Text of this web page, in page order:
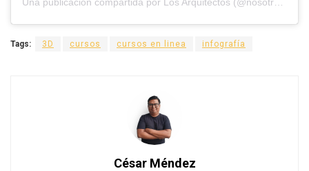
Una publicación compartida por Los Arquitectos (@nosotros_los_arquitectos)
Tags: 3D cursos cursos en linea infografía
César Méndez